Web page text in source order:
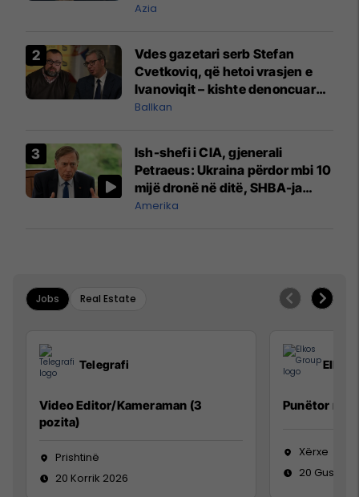
Hormuzit
Azia
Vdes gazetari serb Stefan
Cvetkoviq, që hetoi vrasjen e
Ivanoviqit – kishte denoncuar
kërcënime ndaj vëllezërve
Ballkan
Ish-shefi i CIA, gjenerali
Petraeus: Ukraina përdor mbi 10
mijë dronë në ditë, SHBA-ja
mbetet shumë prapa në
Amerika
Jobs Real Estate
Telegrafi
Video Editor/Kameraman (3
pozita)
Prishtinë
20 Korrik 2026
Elkos
Punëtor në
Xërxe
20 Gusht